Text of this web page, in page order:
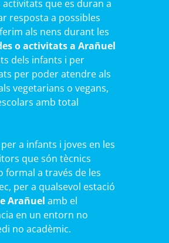
activitats que es duran a
resposta a possibles
als nens durant les
o activitats a Arañuel
dels infants i per
per poder atendre als
vegetarians o vegans,
amb total
a infants i joves en les
que són tècnics
formal a través de les
per a qualsevol estació
Arañuel amb el
en un entorn no
no acadèmic.